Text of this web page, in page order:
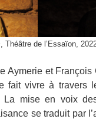
, Théâtre de l’Essaïon,
et François
fait vivre à travers
La mise en voix
se traduit par